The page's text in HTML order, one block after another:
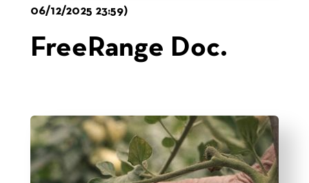
06/12/2025 23:59)
FreeRange Doc.